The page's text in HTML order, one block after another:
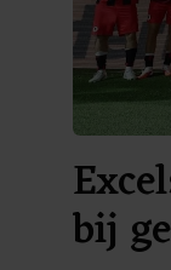
bij